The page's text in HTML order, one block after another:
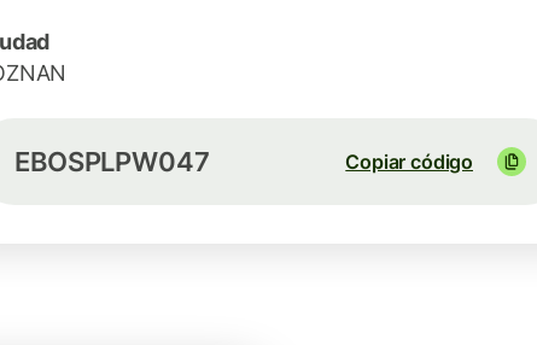
EBOSPLPW047 Copiar código